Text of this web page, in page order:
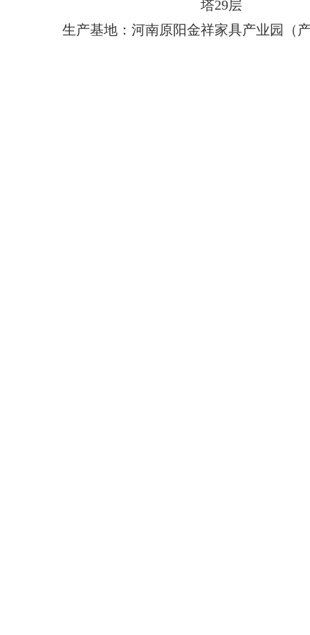
塔29层
生产基地：河南原阳金祥家具产业园（